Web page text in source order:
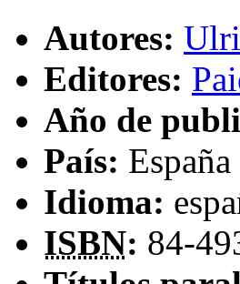
Autores:
Editores:
Año de
País: España
Idioma:
ISBN: 84-